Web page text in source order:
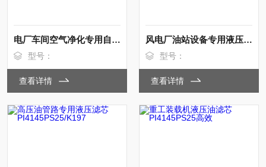
电厂车间空气净化专用自洁式滤芯320*900
型号：
查看详情
风电厂油站设备专用液压滤芯PI4145SM25
型号：
查看详情